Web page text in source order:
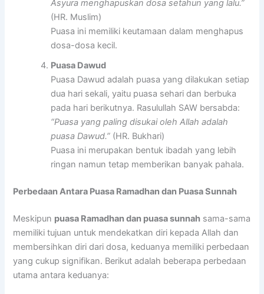
Asyura menghapuskan dosa setahun yang lalu.”
(HR. Muslim)
Puasa ini memiliki keutamaan dalam menghapus
dosa-dosa kecil.
Puasa Dawud
Puasa Dawud adalah puasa yang dilakukan setiap
dua hari sekali, yaitu puasa sehari dan berbuka
pada hari berikutnya. Rasulullah SAW bersabda:
“Puasa yang paling disukai oleh Allah adalah
puasa Dawud.” (HR. Bukhari)
Puasa ini merupakan bentuk ibadah yang lebih
ringan namun tetap memberikan banyak pahala.
Perbedaan Antara Puasa Ramadhan dan Puasa Sunnah
Meskipun puasa Ramadhan dan puasa sunnah sama-sama
memiliki tujuan untuk mendekatkan diri kepada Allah dan
membersihkan diri dari dosa, keduanya memiliki perbedaan
yang cukup signifikan. Berikut adalah beberapa perbedaan
utama antara keduanya: